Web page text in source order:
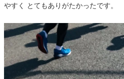
やすく とてもありがたかったです。